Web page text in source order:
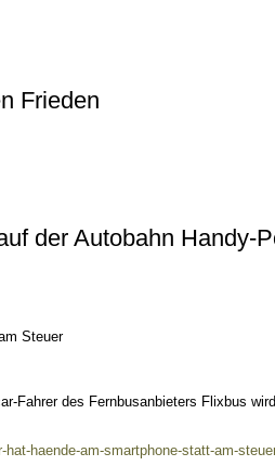
Frieden
der Autobahn Handy-
Steuer
Fahrer des Fernbusanbieters Flixbus
haende-am-smartphone-statt-am-